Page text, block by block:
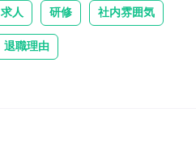
求人 研修 社内雰囲気
退職理由